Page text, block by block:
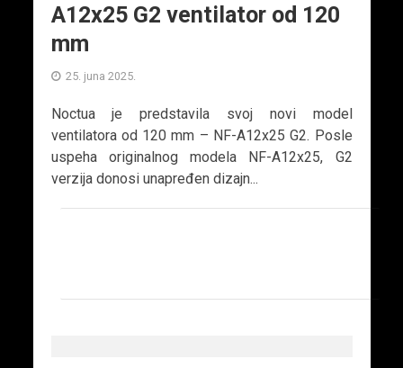
A12x25 G2 ventilator od 120
mm
25. juna 2025.
Noctua je predstavila svoj novi model
ventilatora od 120 mm – NF-A12x25 G2. Posle
uspeha originalnog modela NF-A12x25, G2
verzija donosi unapređen dizajn...